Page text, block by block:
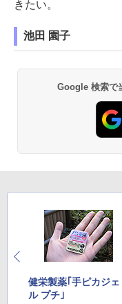
きたい。
池田 園子
Google 検索で
健栄製薬｢手ピカジェ
ル プチ｣